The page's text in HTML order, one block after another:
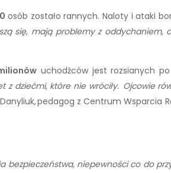
osób zostało rannych. Naloty i ataki
się, mają problemy z oddychaniem,
uchodźców jest rozsianych
z dziećmi, które nie wróciły. Ojcowie
Danyliuk, pedagog z Centrum Wsparcia
bezpieczeństwa, niepewności co do